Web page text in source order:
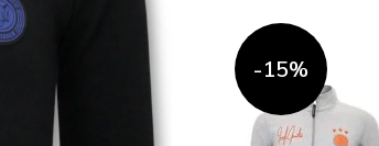
-15%